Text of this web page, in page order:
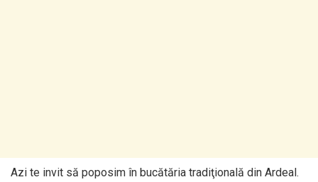
Azi te invit să poposim în bucătăria tradiţională din Ardeal.